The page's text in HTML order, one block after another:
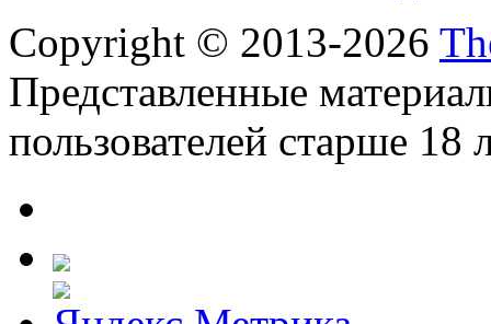
Copyright © 2013-2026
Представленные
пользователей старше 18